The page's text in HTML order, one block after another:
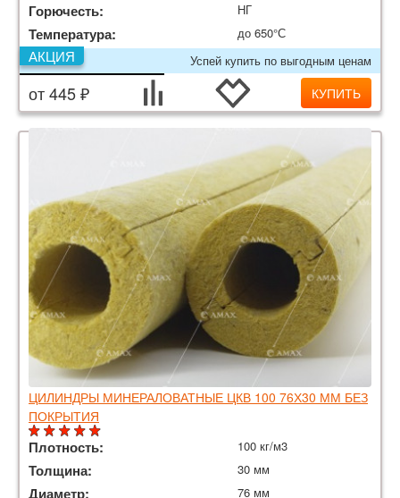
Горючесть: НГ
Температура:
до 650°С
Успей купить по выгодным ценам
АКЦИЯ
от 445 ₽ КУПИТЬ
ЦИЛИНДРЫ МИНЕРАЛОВАТНЫЕ ЦКВ 100 76Х30 ММ БЕЗ
ПОКРЫТИЯ
Плотность: 100 кг/м3
Толщина: 30 мм
Диаметр: 76 мм